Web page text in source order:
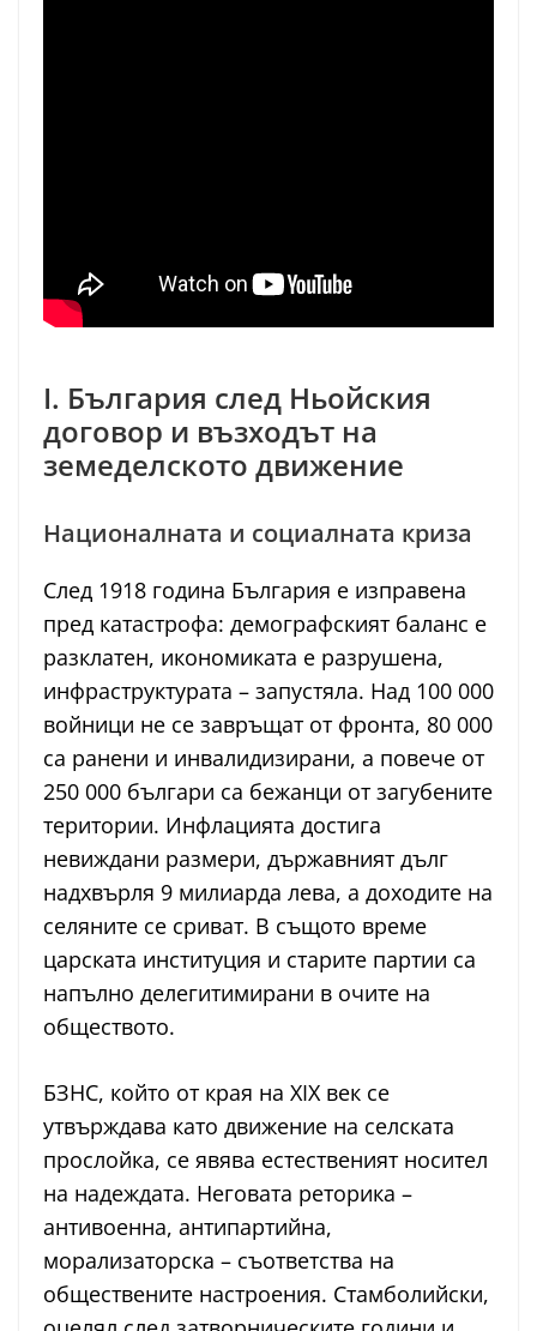
I. България след Ньойския
договор и възходът на
земеделското движение
Националната и социалната криза
След 1918 година България е изправена
пред катастрофа: демографският баланс е
разклатен, икономиката е разрушена,
инфраструктурата – запустяла. Над 100 000
войници не се завръщат от фронта, 80 000
са ранени и инвалидизирани, а повече от
250 000 българи са бежанци от загубените
територии. Инфлацията достига
невиждани размери, държавният дълг
надхвърля 9 милиарда лева, а доходите на
селяните се сриват. В същото време
царската институция и старите партии са
напълно делегитимирани в очите на
обществото.
БЗНС, който от края на XIX век се
утвърждава като движение на селската
прослойка, се явява естественият носител
на надеждата. Неговата реторика –
антивоенна, антипартийна,
морализаторска – съответства на
обществените настроения. Стамболийски,